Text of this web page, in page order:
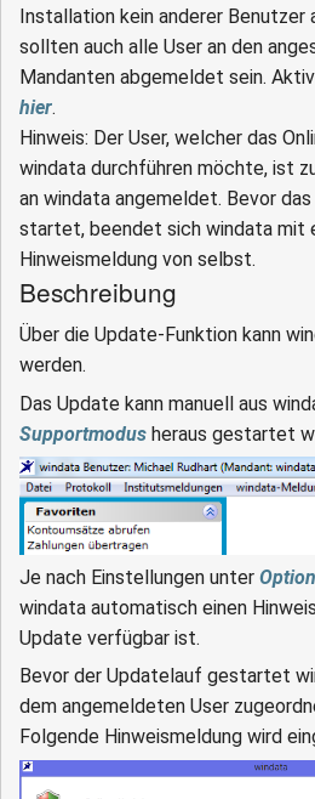
Installation kein anderer
sollten auch alle User an den
Mandanten abgemeldet sein.
hier.
Hinweis: Der User, welcher das
windata durchführen möchte, ist
an windata angemeldet. Bevor
startet, beendet sich windata mit
Hinweismeldung von selbst.
Beschreibung
Über die Update-Funktion kann
werden.
Das Update kann manuell aus
Supportmodus heraus gestartet
Je nach Einstellungen unter
windata automatisch einen
Update verfügbar ist.
Bevor der Updatelauf gestartet
dem angemeldeten User
Folgende Hinweismeldung wird